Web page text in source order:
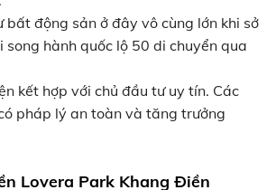
bất động sản ở đây vô cùng lớn khi sở
song hành quốc lộ 50 di chuyển qua
kết hợp với chủ đầu tư uy tín. Các
pháp lý an toàn và tăng trưởng
Lovera Park Khang Điền